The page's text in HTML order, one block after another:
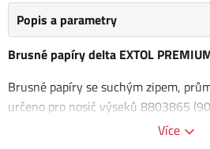
Popis a parametry
Brusné papíry delta EXTOL
Brusné papíry se suchým zipem,
určeno pro nosič výseků 8803865
Mix zrnitostí: 5ks-P180, 5ks-
Více